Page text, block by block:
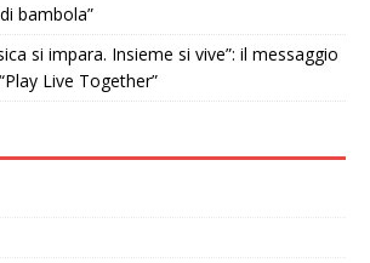
bambola”
si impara. Insieme si vive”: il messaggio
Live Together”